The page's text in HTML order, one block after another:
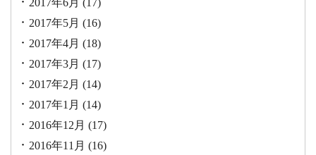
2017年6月 (17)
2017年5月 (16)
2017年4月 (18)
2017年3月 (17)
2017年2月 (14)
2017年1月 (14)
2016年12月 (17)
2016年11月 (16)